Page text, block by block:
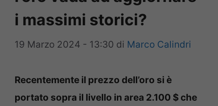
i massimi storici?
19 Marzo 2024 - 13:30 di Marco Calindri
Recentemente il prezzo dell’oro si è
portato sopra il livello in area 2.100 $ che